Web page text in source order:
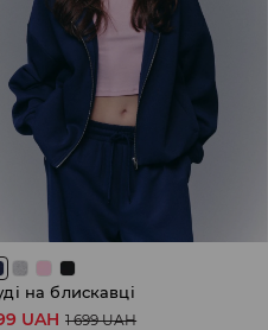
на блискавці
UAH 1 699 UAH